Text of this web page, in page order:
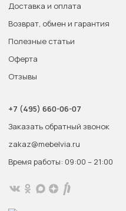
Доставка и оплата
Возврат, обмен и гарантия
Полезные статьи
Оферта
Отзывы
+7 (495) 660-06-07
Заказать обратный звонок
zakaz@mebelvia.ru
Время работы: 09:00 – 21:00